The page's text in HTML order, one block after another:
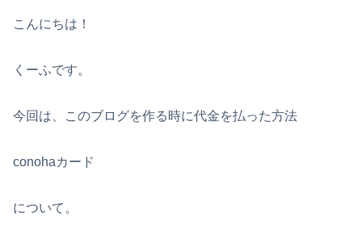
こんにちは！
くーふです。
今回は、このブログを作る時に代金を払った方法
conohaカード
について。